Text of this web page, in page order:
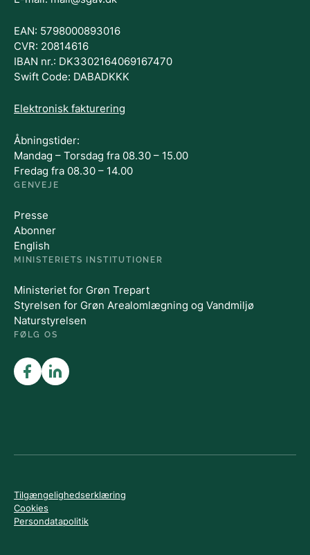
EAN: 5798000893016
CVR: 20814616
IBAN nr.: DK3302164069167470
Swift Code: DABADKKK
Elektronisk fakturering
Åbningstider:
Mandag – Torsdag fra 08.30 – 15.00
Fredag fra 08.30 – 14.00
GENVEJE
Presse
Abonner
English
MINISTERIETS INSTITUTIONER
Ministeriet for Grøn Trepart
Styrelsen for Grøn Arealomlægning og Vandmiljø
Naturstyrelsen
FØLG OS
Tilgængelighedserklæring
Cookies
Persondatapolitik